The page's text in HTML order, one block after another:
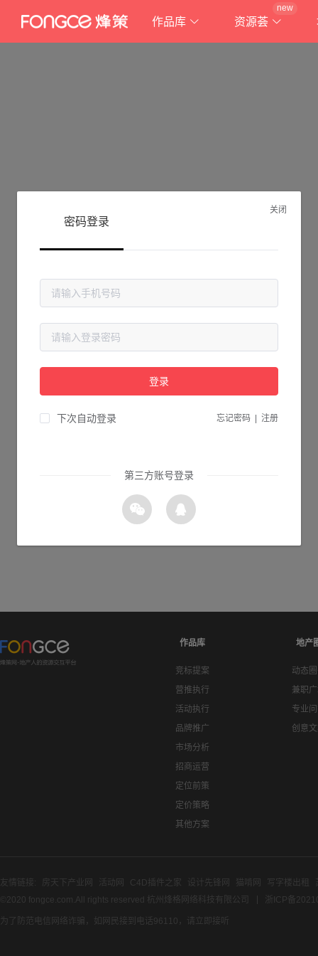
作品库 资源荟
new
抱歉!
请检查您输入的网址是否正确，或点击下面的按钮返回首页。
作品库
竞标提案
营推执行
活动执行
品牌推广
市场分析
招商运营
定位前策
定价策略
其他方案
地产
动态
兼职
专业
创意
友情链接: 房天下产业网 活动网 C4D插件之家 设计先锋网 猫啃网 写字楼出租
©2020 fongce.com.All rights reserved 杭州烽格网络科技有限公司
浙ICP备
为了防范电信网络诈骗，如网民接到电话96110，请立即接听
关闭
密码登录
登录
下次自动登录 忘记密码 注册
第三方账号登录